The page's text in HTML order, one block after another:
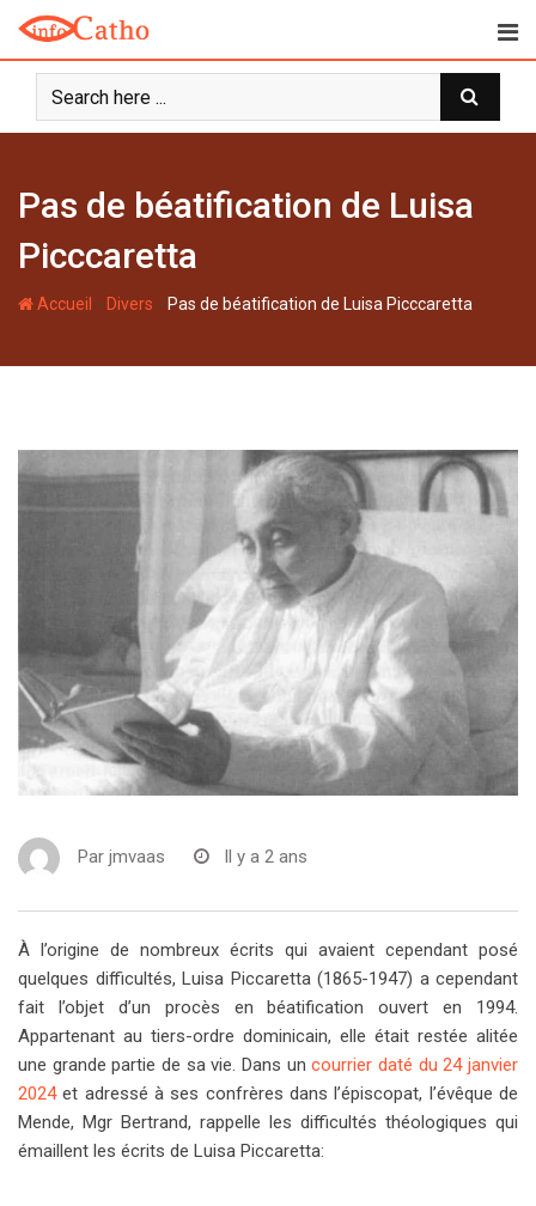
t
Pas de béatification de Luisa
Picccaretta
Accueil - Divers - Pas de béatification de Luisa Picccaretta
Par jmvaas Il y a 2 ans
À l’origine de nombreux écrits qui avaient cependant posé
quelques difficultés, Luisa Piccaretta (1865-1947) a cependant
fait l’objet d’un procès en béatification ouvert en 1994.
Appartenant au tiers-ordre dominicain, elle était restée alitée
une grande partie de sa vie. Dans uncourrier daté du 24 janvier
2024et adressé à ses confrères dans l’épiscopat, l’évêque de
Mende, Mgr Bertrand, rappelle les difficultés théologiques qui
émaillent les écrits de Luisa Piccaretta: